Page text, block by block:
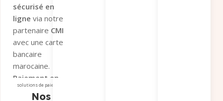
sécurisé en
ligne via notre
partenaire CMI
avec une carte
bancaire
marocaine.
Paiement en
magasin si
solutions de paiement
Nos